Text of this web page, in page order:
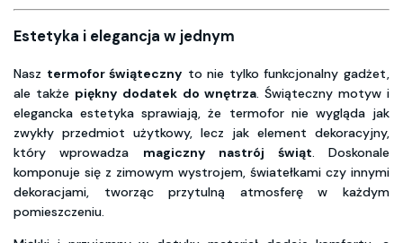
Estetyka i elegancja w jednym
Nasz termofor świąteczny to nie tylko funkcjonalny gadżet,
ale także piękny dodatek do wnętrza. Świąteczny motyw i
elegancka estetyka sprawiają, że termofor nie wygląda jak
zwykły przedmiot użytkowy, lecz jak element dekoracyjny,
który wprowadza magiczny nastrój świąt. Doskonale
komponuje się z zimowym wystrojem, światełkami czy innymi
dekoracjami, tworząc przytulną atmosferę w każdym
pomieszczeniu.